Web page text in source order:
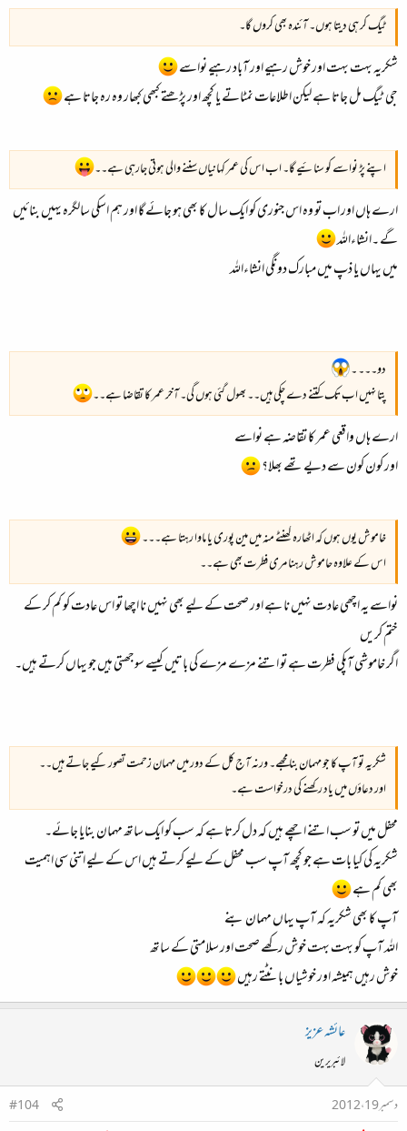
ٹیگ کر ہی دیتا ہوں۔ آئندہ بھی کروں گا۔
شکریہ بہت بہت اور خوش رہیے اور آباد رہیے نواسے
جی ٹیگ مل جاتا ہے لیکن اطلاعات نمٹاتے یا کچھ اور پڑھتے کبھی کبھار وہ رہ جاتا ہے
اپنے پڑ نواسے کو سنائیے گا۔ اب اس کی عمر کہانیاں سننے والی ہوتی جارہی ہے۔۔
ارے ہاں اور اب تو وہ اس جنوری کو ایک سال کا بھی ہو جائے گا اور ہم اسکی سالگرہ یہیں بنائیں
گے ۔انشاءاللہ
میں یہاں یا ذپ میں مبارک دونگی انشاءاللہ
دو۔۔۔ ۔
پتا نہیں اب تک کتنے دے چکی ہیں۔۔ بھول گئی ہوں گی۔ آخر عمر کا تقاضا ہے۔۔
ارے ہاں واقعی عمر کا تقاضہ ہے نواسے
اور کون کون سے دیے تھے بھلا؟
خاموش یوں ہوں کہ اٹھارہ گھنٹے منہ میں مین پوری یا ماوا رہتا ہے۔۔۔
اس کے علاوہ حاموش رہنا مری فطرت بھی ہے۔۔
نواسے یہ اچھی عادت نہیں نا ہے اور صحت کے لیے بھی نہیں نا اچھا تو اس عادت کو کم کر کے
ختم کریں
اگر خاموشی آپکی فطرت ہے تو اتنے مزے مزے کی باتیں کیسے سوجھتی ہیں جو یہاں کرتے ہیں۔
شکریہ تو آپ کا جو مہمان بنا مجھے۔ ورنہ آج کل کے دور میں مہمان زحمت تصور کیے جاتے ہیں۔۔
اور دعاؤں میں یاد رکھنے کی درخواست ہے۔
محفل میں تو سب اتنے اچھے ہیں کہ دل کرتا ہے کہ سب کو ایک ساتھ مہمان بنایا جائے۔
شکریہ کی کیا بات ہے جو کچھ آپ سب محفل کے لیے کرتے ہیں اس کے لیے اتنی سی اہمیت
بھی کم ہے
آپ کا بھی شکریہ کہ آپ یہاں مہمان بنے
اللہ آپ کو بہت بہت خوش رکھے صحت اور سلامتی کے ساتھ
خوش رہیں ہمیشہ اور خوشیاں بانٹتے رہیں
عائشہ عزیز
لائبریرین
دسمبر 19، 2012
#104